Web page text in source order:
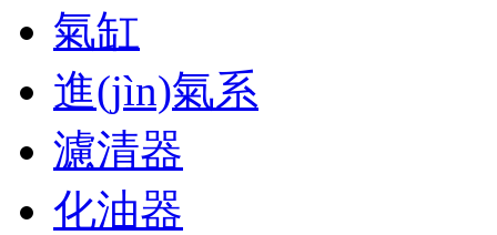
氣缸
進(jìn)氣系
濾清器
化油器